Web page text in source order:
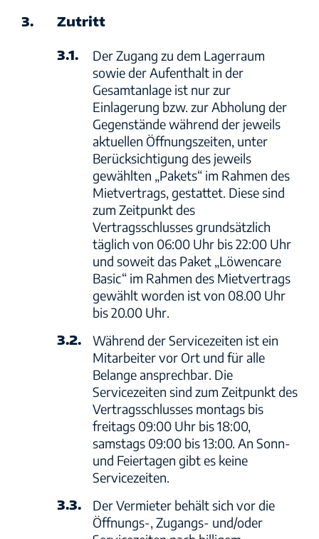
3. Zutritt
3.1.
Der Zugang zu dem Lagerraum
sowie der Aufenthalt in der
Gesamtanlage ist nur zur
Einlagerung bzw. zur Abholung der
Gegenstände während der jeweils
aktuellen Öffnungszeiten, unter
Berücksichtigung des jeweils
gewählten „Pakets“ im Rahmen des
Mietvertrags, gestattet. Diese sind
zum Zeitpunkt des
Vertragsschlusses grundsätzlich
täglich von 06:00 Uhr bis 22:00 Uhr
und soweit das Paket „Löwencare
Basic“ im Rahmen des Mietvertrags
gewählt worden ist von 08.00 Uhr
bis 20.00 Uhr.
3.2.
Während der Servicezeiten ist ein
Mitarbeiter vor Ort und für alle
Belange ansprechbar. Die
Servicezeiten sind zum Zeitpunkt des
Vertragsschlusses montags bis
freitags 09:00 Uhr bis 18:00,
samstags 09:00 bis 13:00. An Sonn-
und Feiertagen gibt es keine
Servicezeiten.
3.3.
Der Vermieter behält sich vor die
Öffnungs-, Zugangs- und/oder